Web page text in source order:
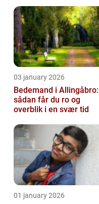
03 january 2026
Bedemand i Allingåbro:
sådan får du ro og
overblik i en svær tid
01 january 2026